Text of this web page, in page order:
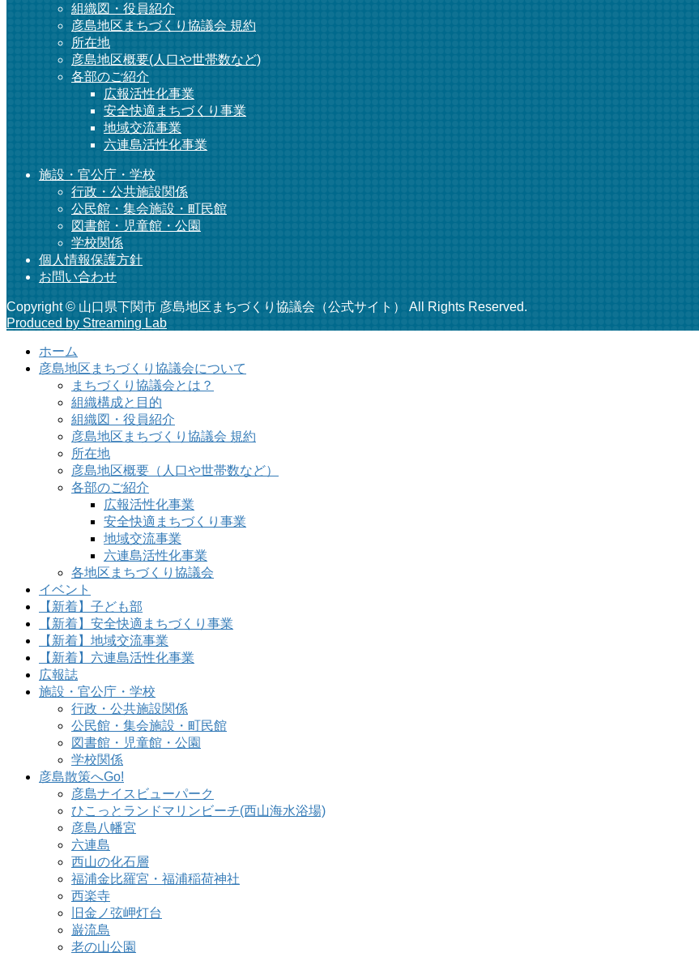
組織図・役員紹介
彦島地区まちづくり協議会 規約
所在地
彦島地区概要(人口や世帯数など)
各部のご紹介
広報活性化事業
安全快適まちづくり事業
地域交流事業
六連島活性化事業
施設・官公庁・学校
行政・公共施設関係
公民館・集会施設・町民館
図書館・児童館・公園
学校関係
個人情報保護方針
お問い合わせ
Copyright © 山口県下関市 彦島地区まちづくり協議会（公式サイト） All Rights Reserved.
Produced by Streaming Lab
ホーム
彦島地区まちづくり協議会について
まちづくり協議会とは？
組織構成と目的
組織図・役員紹介
彦島地区まちづくり協議会 規約
所在地
彦島地区概要（人口や世帯数など）
各部のご紹介
広報活性化事業
安全快適まちづくり事業
地域交流事業
六連島活性化事業
各地区まちづくり協議会
イベント
【新着】子ども部
【新着】安全快適まちづくり事業
【新着】地域交流事業
【新着】六連島活性化事業
広報誌
施設・官公庁・学校
行政・公共施設関係
公民館・集会施設・町民館
図書館・児童館・公園
学校関係
彦島散策へGo!
彦島ナイスビューパーク
ひこっとランドマリンビーチ(西山海水浴場)
彦島八幡宮
六連島
西山の化石層
福浦金比羅宮・福浦稲荷神社
西楽寺
旧金ノ弦岬灯台
巌流島
老の山公園